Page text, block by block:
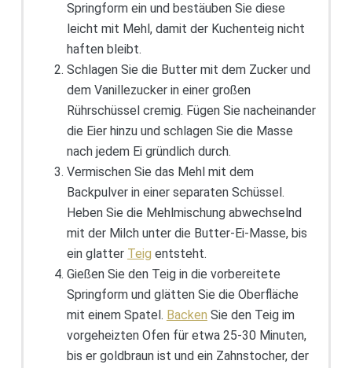
Springform ein und bestäuben Sie diese
leicht mit Mehl, damit der Kuchenteig nicht
haften bleibt.
Schlagen Sie die Butter mit dem Zucker und
dem Vanillezucker in einer großen
Rührschüssel cremig. Fügen Sie nacheinander
die Eier hinzu und schlagen Sie die Masse
nach jedem Ei gründlich durch.
Vermischen Sie das Mehl mit dem
Backpulver in einer separaten Schüssel.
Heben Sie die Mehlmischung abwechselnd
mit der Milch unter die Butter-Ei-Masse, bis
ein glatter Teig entsteht.
Gießen Sie den Teig in die vorbereitete
Springform und glätten Sie die Oberfläche
mit einem Spatel. Backen Sie den Teig im
vorgeheizten Ofen für etwa 25-30 Minuten,
bis er goldbraun ist und ein Zahnstocher, der